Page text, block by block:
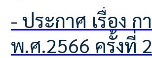
- ประกาศ เรื่อง การแก้ไขเปลี่ยนแปลงคำชี้แจงงบประมาณ ประจำปีงบประมาณ
พ.ศ.2566 ครั้งที่ 2